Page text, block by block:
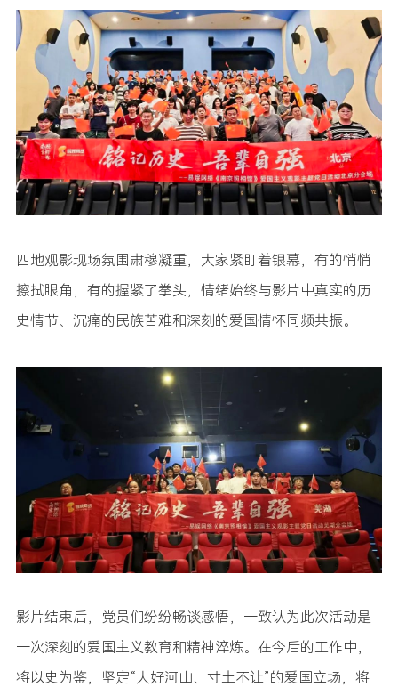
四地观影现场氛围肃穆凝重，大家紧盯着银幕，有的悄悄
擦拭眼角，有的握紧了拳头，情绪始终与影片中真实的历
史情节、沉痛的民族苦难和深刻的爱国情怀同频共振。
影片结束后，党员们纷纷畅谈感悟，一致认为此次活动是
一次深刻的爱国主义教育和精神淬炼。在今后的工作中，
将以史为鉴，坚定“大好河山、寸土不让”的爱国立场，将